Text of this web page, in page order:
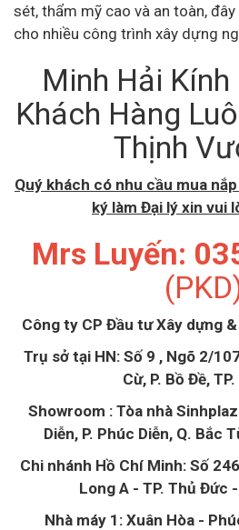
sét, thẩm mỹ cao và an toàn,
cho nhiều công trình xây dựng
Minh Hải Kính
Khách Hàng
Thịnh
Quý khách có nhu cầu mua
ký làm Đại lý xin vui
Mrs Luyến:
Công ty CP Đầu tư Xây dựng
Trụ sở tại HN: Số 9 , Ngõ 2/
Cừ, P. Bồ Đề,
Showroom : Tòa nhà
Diễn, P. Phúc Diễn, Q. Bắc
Chi nhánh Hồ Chí Minh: Số
Long A - TP. Thủ Đức
Nhà máy 1: Xuân Hòa -